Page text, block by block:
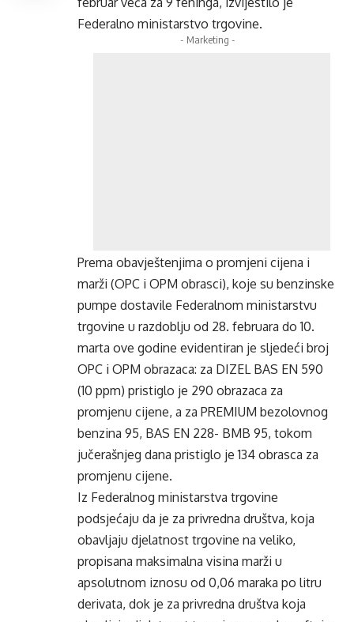
Federalno ministarstvo trgovine.
- Marketing -
Prema obavještenjima o promjeni cijena i
marži (OPC i OPM obrasci), koje su benzinske
pumpe dostavile Federalnom ministarstvu
trgovine u razdoblju od 28. februara do 10.
marta ove godine evidentiran je sljedeći broj
OPC i OPM obrazaca: za DIZEL BAS EN 590
(10 ppm) pristiglo je 290 obrazaca za
promjenu cijene, a za PREMIUM bezolovnog
benzina 95, BAS EN 228- BMB 95, tokom
jučerašnjeg dana pristiglo je 134 obrasca za
promjenu cijene.
Iz Federalnog ministarstva trgovine
podsjećaju da je za privredna društva, koja
obavljaju djelatnost trgovine na veliko,
propisana maksimalna visina marži u
apsolutnom iznosu od 0,06 maraka po litru
derivata, dok je za privredna društva koja